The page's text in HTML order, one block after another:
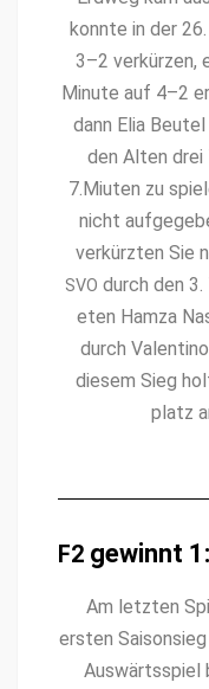
kon­nte in der
3–2 verkürzen,
Minute auf 4–2
dann Elia
den Alten drei
7.Miuten zu
nicht
verkürzten Sie
SVO durch den
eten Hamza
durch
diesem Sieg
platz
F2 gewinnt
Am let­zten
ersten
Auswärtsspiel